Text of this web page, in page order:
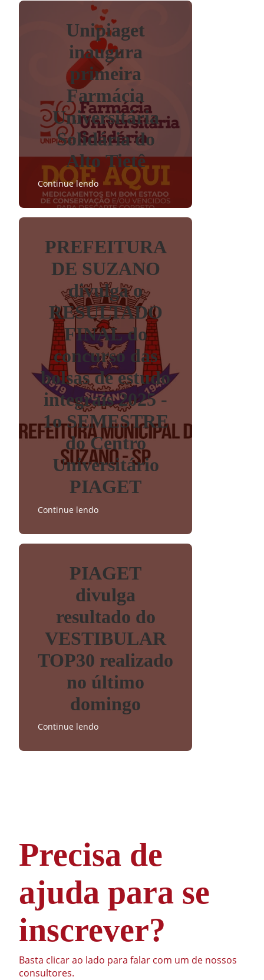
Unipiaget
inaugura
primeira
Farmácia
Universitária
Solidária do
Alto Tietê
Continue lendo
PREFEITURA
DE SUZANO
divulga o
RESULTADO
FINAL do
concurso das
bolsas de estudo
integrais 2025 -
1o SEMESTRE
do Centro
Universitário
PIAGET
Continue lendo
PIAGET
divulga
resultado do
VESTIBULAR
TOP30 realizado
no último
domingo
Continue lendo
Precisa de
ajuda para se
inscrever?
Basta clicar ao lado para falar com um de nossos
consultores.